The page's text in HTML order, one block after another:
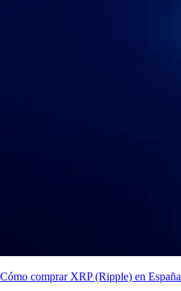
Cómo comprar XRP (Ripple) en España